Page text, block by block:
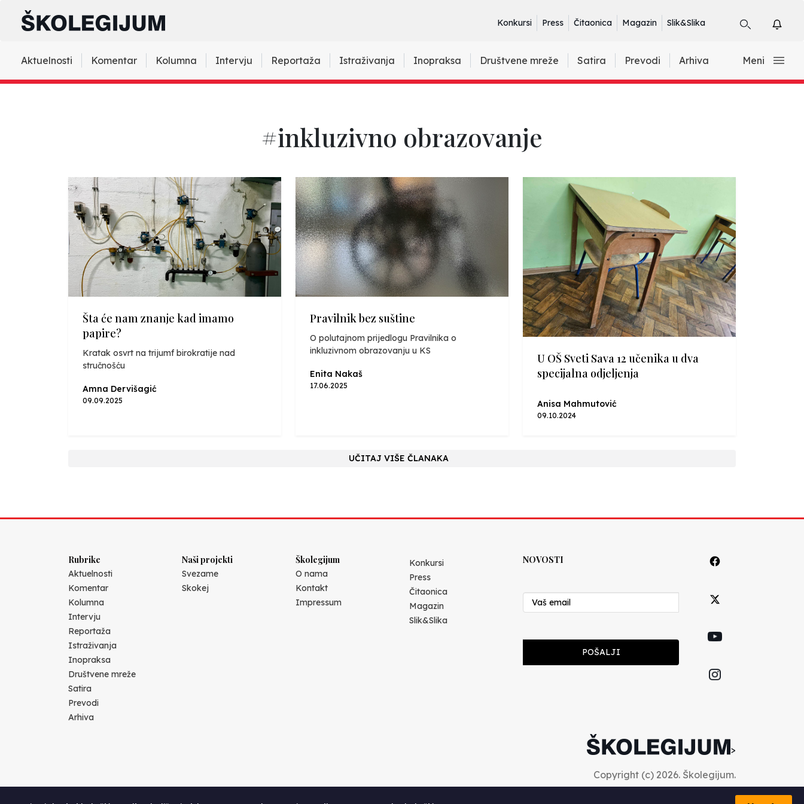
Konkursi Press Čitaonica Magazin Slik&Slika
Aktuelnosti Komentar Kolumna Intervju Reportaža Istraživanja Inopraksa Društvene mreže Satira Prevodi Arhiva Meni
#inkluzivno obrazovanje
Šta će nam znanje kad imamo
papire?
Kratak osvrt na trijumf birokratije nad
stručnošću
Amna Dervišagić
09.09.2025
Pravilnik bez suštine
O polutajnom prijedlogu Pravilnika o
inkluzivnom obrazovanju u KS
Enita Nakaš
17.06.2025
U OŠ Sveti Sava 12 učenika u dva
specijalna odjeljenja
Anisa Mahmutović
09.10.2024
UČITAJ VIŠE ČLANAKA
Rubrike
Aktuelnosti
Komentar
Kolumna
Intervju
Reportaža
Istraživanja
Inopraksa
Društvene mreže
Satira
Prevodi
Arhiva
Naši projekti
Svezame
Skokej
Školegijum
O nama
Kontakt
Impressum
Konkursi
Press
Čitaonica
Magazin
Slik&Slika
NOVOSTI
POŠALJI
>
Copyright (c) 2026. Školegijum.